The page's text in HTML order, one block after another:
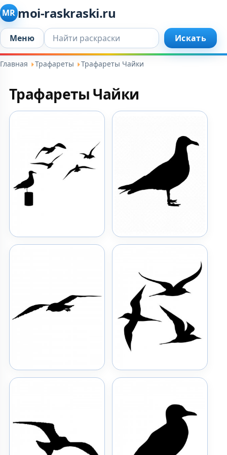
MR moi-raskraski.ru
Меню Искать... Искать
Главная Трафареты Трафареты Чайки
Трафареты Чайки